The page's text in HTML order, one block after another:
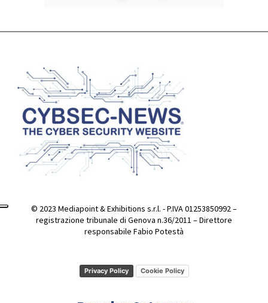
© 2023 Mediapoint & Exhibitions s.r.l. - P.IVA 01253850992 –
registrazione tribunale di Genova n.36/2011 – Direttore
responsabile Fabio Potestà
Privacy Policy Cookie Policy